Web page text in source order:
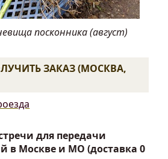
посконника (август)
ЗАКАЗ (МОСКВА,
для передачи
в Москве и МО (доставка 0